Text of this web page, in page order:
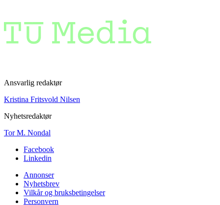
Ansvarlig redaktør
Kristina Fritsvold Nilsen
Nyhetsredaktør
Tor M. Nondal
Facebook
Linkedin
Annonser
Nyhetsbrev
Vilkår og bruksbetingelser
Personvern